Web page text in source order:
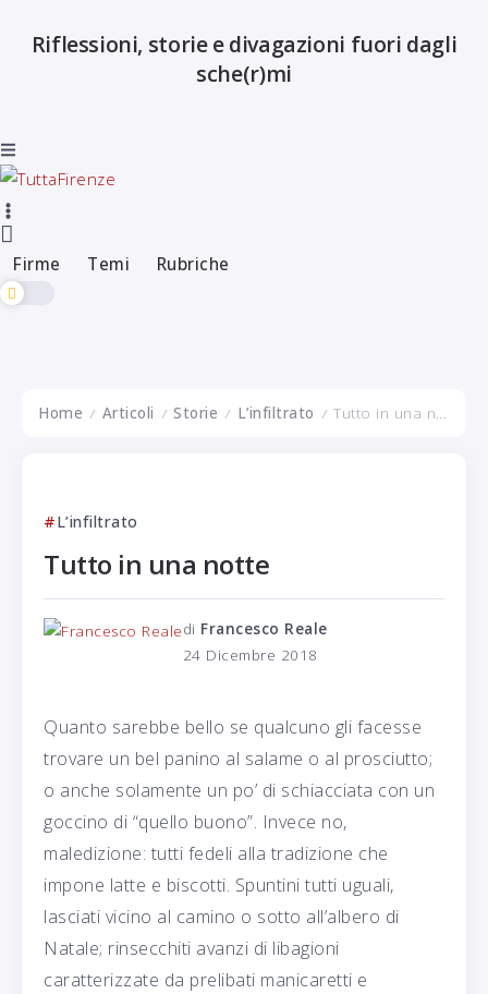
Riflessioni, storie e divagazioni fuori dagli
sche(r)mi
Firme Temi Rubriche
Firme Temi Rubriche
Home / Articoli / Storie / L’infiltrato / Tutto in una notte
L’infiltrato
Tutto in una notte
di Francesco Reale
24 Dicembre 2018
Quanto sarebbe bello se qualcuno gli facesse
trovare un bel panino al salame o al prosciutto;
o anche solamente un po’ di schiacciata con un
goccino di “quello buono”. Invece no,
maledizione: tutti fedeli alla tradizione che
impone latte e biscotti. Spuntini tutti uguali,
lasciati vicino al camino o sotto all’albero di
Natale; rinsecchiti avanzi di libagioni
caratterizzate da prelibati manicaretti e